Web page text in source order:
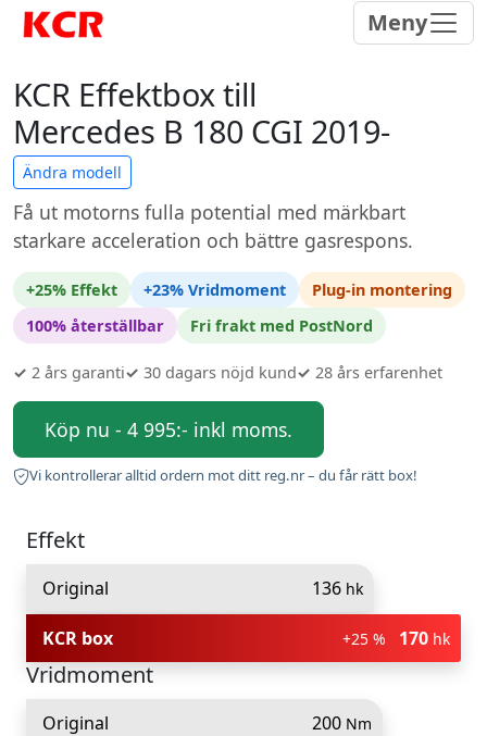
Meny
KCR Effektbox till
Mercedes B 180 CGI 2019-
Ändra modell
Få ut motorns fulla potential med märkbart
starkare acceleration och bättre gasrespons.
+25% Effekt +23% Vridmoment
Plug-in montering
100% återställbar
Fri frakt med PostNord
✓ 2 års garanti✓ 30 dagars nöjd kund✓ 28 års erfarenhet
Köp nu - 4 995:- inkl moms.
Vi kontrollerar alltid ordern mot ditt reg.nr – du får rätt box!
Effekt
Original 136 hk
KCR box +25 % 170 hk
Vridmoment
Original 200 Nm